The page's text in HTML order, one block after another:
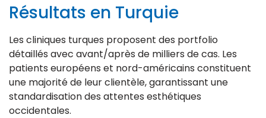
Résultats en Turquie
Les cliniques turques proposent des portfolio
détaillés avec avant/après de milliers de cas. Les
patients européens et nord-américains constituent
une majorité de leur clientèle, garantissant une
standardisation des attentes esthétiques
occidentales.